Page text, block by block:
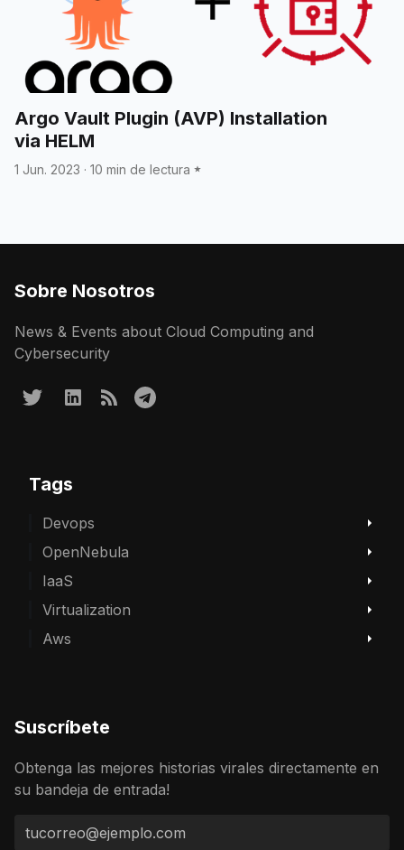
Argo Vault Plugin (AVP) Installation
via HELM
1 Jun. 2023 · 10 min de lectura
Sobre Nosotros
News & Events about Cloud Computing and
Cybersecurity
Tags
Devops
OpenNebula
IaaS
Virtualization
Aws
Suscríbete
Obtenga las mejores historias virales directamente en
su bandeja de entrada!